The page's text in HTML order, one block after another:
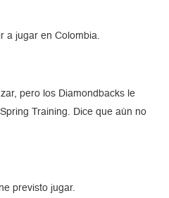
a jugar en Colombia.
pero los Diamondbacks le
Training. Dice que aún no
previsto jugar.